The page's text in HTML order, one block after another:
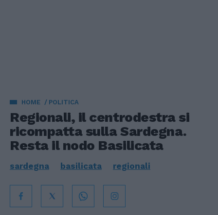
HOME POLITICA
Regionali, il centrodestra si
ricompatta sulla Sardegna.
Resta il nodo Basilicata
sardegna basilicata regionali